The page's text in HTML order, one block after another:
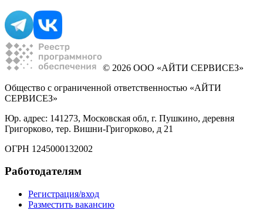
© 2026 ООО «АЙТИ СЕРВИСЕЗ»
Общество с ограниченной ответственностью «АЙТИ
СЕРВИСЕЗ»
Юр. адрес: 141273, Московская обл, г. Пушкино, деревня
Григорково, тер. Вишни-Григорково, д 21
ОГРН 1245000132002
Работодателям
Регистрация/вход
Разместить вакансию